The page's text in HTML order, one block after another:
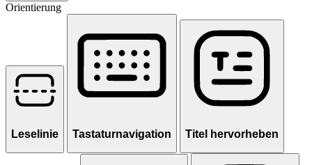
Orientierung
Leselinie Tastaturnavigation Titel hervorheben